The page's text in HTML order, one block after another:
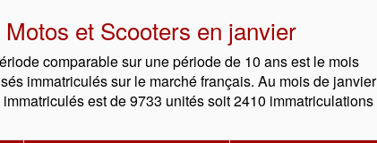
et Scooters en janvier
comparable sur une période de 10 ans est le mois
immatriculés sur le marché français. Au mois de janvier
est de 9733 unités soit 2410 immatriculations